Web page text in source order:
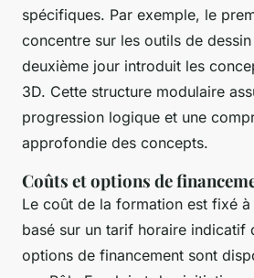
spécifiques. Par exemple, le
concentre sur les outils de
deuxième jour introduit les
3D. Cette structure modulaire
progression logique et une
approfondie des concepts.
Coûts et options de
Le coût de la formation est fixé
basé sur un tarif horaire indicatif
options de financement sont